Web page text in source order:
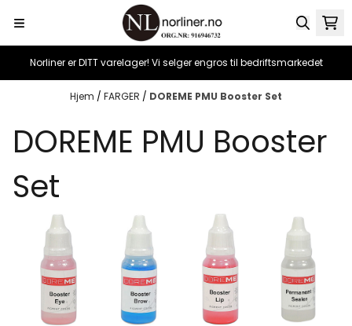
Hopp til innhold
Norliner er DITT varelager! Vi selger engros til bedriftsmarkedet
Hjem / FARGER / DOREME PMU Booster Set
DOREME PMU Booster
Set